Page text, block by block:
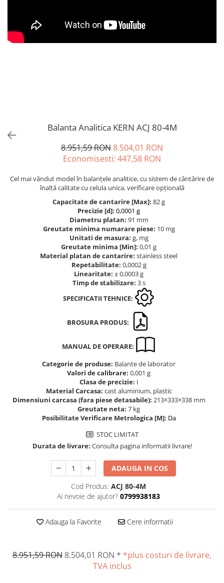
Cantare de podea
Cantare drive-through
Cantar cu balustrada
Cantare bebelusi
Cantare cu platforma pentru
Cantare de baie
Cantare personale
Dinamometre de mana
Masurare dimensiuni corporale
Sisteme Industry 4.0
Sisteme de cantarire Industry 4.0
Cutii din aluminiu
Set verificare minimal
Cutii pentru clean room
OIML M3
OIML E2
Balanta Analitica KERN ACJ 80-4M
8.951,59 RON8.504,01 RON
Economisesti: 447,58 RON
Cel mai vândut model în balanțele analitice, cu sistem de cântărire de
înaltă calitate cu celula unica, verificare opțională
Capacitate de cantarire [Max]: 82 g
Precizie [d]: 0,0001 g
Diametru platan: 91 mm
Greutate minima numarare piese: 10 mg
Unitati de masura: g, mg
Greutate minima [Min]: 0,01 g
Material platan de cantarire: stainless steel
Repetabilitate: 0,0002 g
Linearitate: ± 0,0003 g
Timp de stabilizare: 3 s
SPECIFICATII TEHNICE:
BROSURA PRODUS:
MANUAL DE OPERARE:
Categorie de produse: Balante de laborator
Valori de calibrare: 0,001 g
Clasa de precizie: I
Material Carcasa: cast aluminium, plastic
Dimensiuni carcasa (fara piese detasabile): 213×333×338 mm
Greutate neta: 7 kg
Posibilitate Verificare Metrologica [M]: Da
STOC LIMITAT
Durata de livrare: Consulta pagina informatii livrare!
ADAUGA IN COS
Cod Produs: ACJ 80-4M
Ai nevoie de ajutor? 0799938183
Adauga la Favorite Cere informatii
8.951,59 RON 8.504,01 RON * *plus costuri de livrare,
TVA inclus